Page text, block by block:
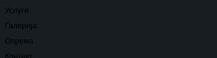
Услуги
Галерија
Опрема
Контакт